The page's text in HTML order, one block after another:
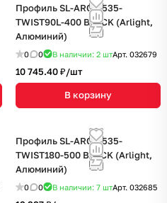
Профиль SL-ARC-3535-
TWIST90L-400 BLACK (Arlight,
Алюминий)
0 0 В наличии: 2 штАрт. 032679
10 745.40 ₽/шт
В корзину
Профиль SL-ARC-3535-
TWIST180-500 BLACK (Arlight,
Алюминий)
0 0 В наличии: 7 штАрт. 032685